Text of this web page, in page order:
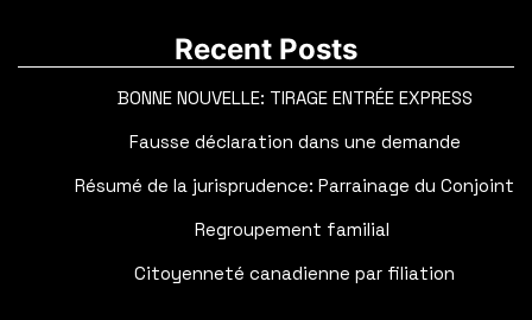
Recent Posts
BONNE NOUVELLE: TIRAGE ENTRÉE EXPRESS
Fausse déclaration dans une demande
Résumé de la jurisprudence: Parrainage du Conjoint
Regroupement familial
Citoyenneté canadienne par filiation